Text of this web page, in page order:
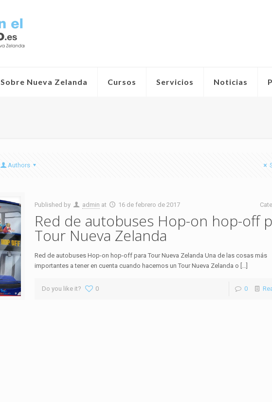
Sobre Nueva Zelanda Cursos Servicios Noticias
Authors
Published by admin at 16 de febrero de 2017
Red de autobuses Hop-on hop-off
Tour Nueva Zelanda
Red de autobuses Hop-on hop-off para Tour Nueva Zelanda Una de las cosas más
importantes a tener en cuenta cuando hacemos un Tour Nueva Zelanda o […]
Do you like it? 0 0